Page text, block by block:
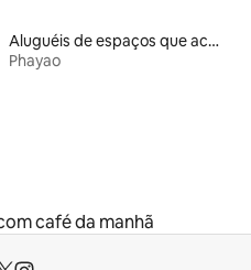
Aluguéis de espaços que aceitam animais de estimação
Phayao
café da manhã